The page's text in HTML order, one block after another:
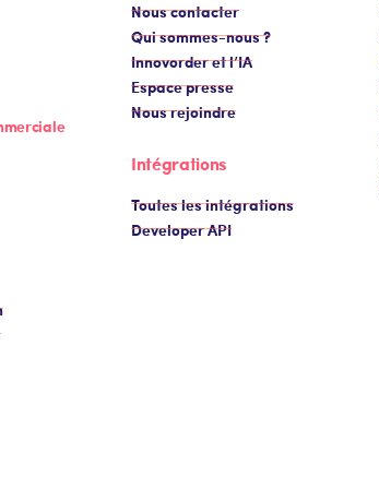
Nous contacter
Qui sommes-nous ?
Innovorder et l’IA
Espace presse
Nous rejoindre
Intégrations
Toutes les intégrations
Developer API